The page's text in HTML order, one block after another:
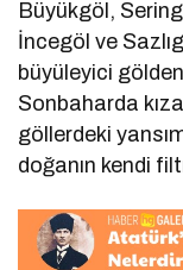
Büyükgöl,
İncegöl ve
büyüleyici gölden
Sonbaharda
göllerdeki
doğanın kendi